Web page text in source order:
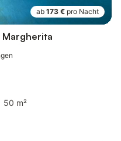
ab 173 € pro Nacht
Margherita
50 m²